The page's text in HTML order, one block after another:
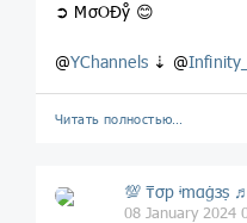
➲ MσOĐẙ 😊
@YChannels ⇣ @
Читать полностью…
💯 ₸σp ᶤmαġзṣ
08 January 2024